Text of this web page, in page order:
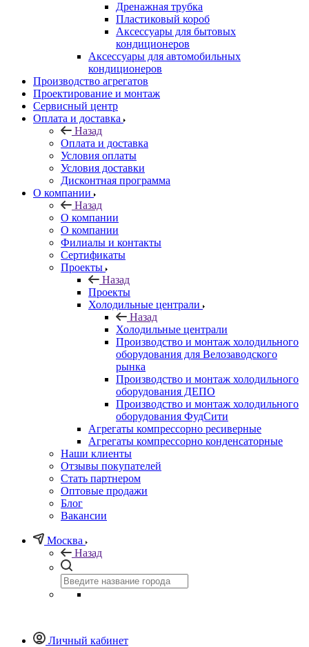
Дренажная трубка
Пластиковый короб
Аксессуары для бытовых
кондиционеров
Аксессуары для автомобильных
кондиционеров
Производство агрегатов
Проектирование и монтаж
Сервисный центр
Оплата и доставка
Назад
Оплата и доставка
Условия оплаты
Условия доставки
Дисконтная программа
О компании
Назад
О компании
О компании
Филиалы и контакты
Сертификаты
Проекты
Назад
Проекты
Холодильные централи
Назад
Холодильные централи
Производство и монтаж холодильного
оборудования для Велозаводского
рынка
Производство и монтаж холодильного
оборудования ДЕПО
Производство и монтаж холодильного
оборудования ФудСити
Агрегаты компрессорно ресиверные
Агрегаты компрессорно конденсаторные
Наши клиенты
Отзывы покупателей
Стать партнером
Оптовые продажи
Блог
Вакансии
Москва
Назад
Личный кабинет